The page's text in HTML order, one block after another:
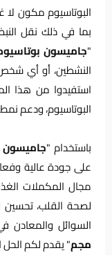
البوتاسيوم مكون
بما في ذلك نقل
"جاميسون بوتاسيوم 50
النشطين، أو أي
استفيدوا من هذا
البوتاسيوم، ودعم
باستخدام "جاميسون
على جودة عالية
مجال المكملات
لصحة القلب، تحسين
السوائل والمعادن
مجم" يقدم لكم الحل